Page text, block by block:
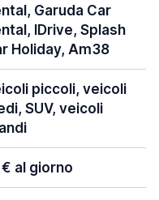
Garuda Car
IDrive, Splash
Holiday, Am38
piccoli, veicoli
SUV, veicoli
€ al giorno